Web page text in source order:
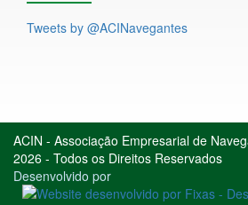
Tweets by @ACINavegantes
ACIN - Associação Empresarial de
2026 - Todos os Direitos Reservados
Desenvolvido por